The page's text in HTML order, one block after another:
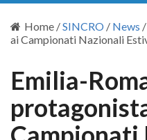
Home /SINCRO / News /
ai Campionati Nazionali
Emilia-